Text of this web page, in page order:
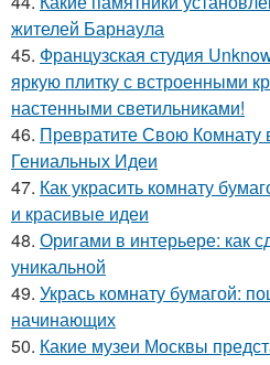
жителей Барнаула
45. Французская студия
яркую плитку с встроенными
настенными светильниками!
46. Превратите Свою Комнату
Гениальных Идеи
47. Как украсить комнату
и красивые идеи
48. Оригами в интерьере: как
уникальной
49. Укрась комнату бумагой:
начинающих
50. Какие музеи Москвы